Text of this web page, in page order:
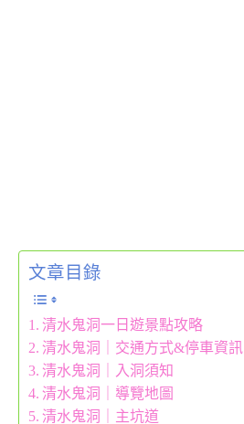
文章目錄
清水鬼洞一日遊景點攻略
清水鬼洞｜交通方式&停車資訊
清水鬼洞｜入洞須知
清水鬼洞｜導覽地圖
清水鬼洞｜主坑道